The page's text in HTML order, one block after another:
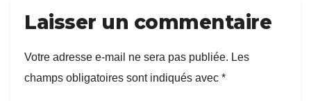
Laisser un commentaire
Votre adresse e-mail ne sera pas publiée. Les
champs obligatoires sont indiqués avec *